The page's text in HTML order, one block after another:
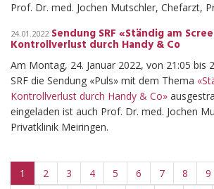
Prof. Dr. med. Jochen Mutschler, Chefarzt,
24.01.2022Sendung SRF «Ständig am
Kontrollverlust durch Handy & Co
Am Montag, 24. Januar 2022, von 21:05 bis
SRF die Sendung «Puls» mit dem Thema
Kontrollverlust durch Handy & Co»
eingeladen ist auch Prof. Dr. med. Jochen
Privatklinik Meiringen.
1 2 3 4 5 6 7 8 9